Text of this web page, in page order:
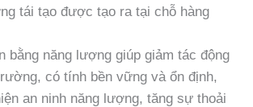
tái tạo được tạo ra tại chỗ hàng
bằng năng lượng giúp giảm tác động
có tính bền vững và ổn định,
an ninh năng lượng, tăng sự thoải